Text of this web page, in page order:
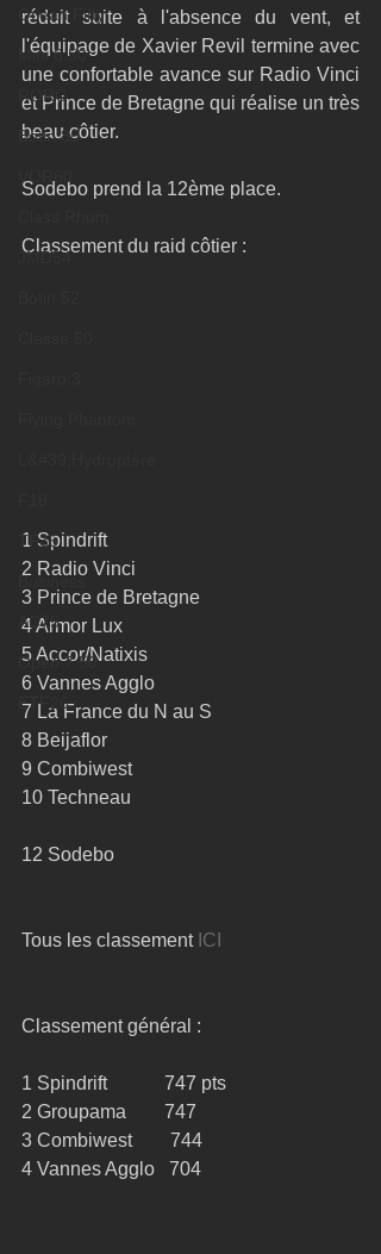
Ocean Fifty
Mini 6.50
RORC
Botin 80
JMD54
TF35
Business
AC75
Open 7.50
ETF26
réduit suite à l'absence du vent, et
l'équipage de Xavier Revil termine avec
une confortable avance sur Radio Vinci
et Prince de Bretagne qui réalise un très
beau côtier.
Sodebo prend la 12ème place.
Classement du raid côtier :
1 Spindrift
2 Radio Vinci
3 Prince de Bretagne
4 Armor Lux
5 Accor/Natixis
6 Vannes Agglo
7 La France du N au S
8 Beijaflor
9 Combiwest
10 Techneau
12 Sodebo
Tous les classement ICI
Classement général :
1 Spindrift            747 pts
2 Groupama        747
3 Combiwest        744
4 Vannes Agglo   704